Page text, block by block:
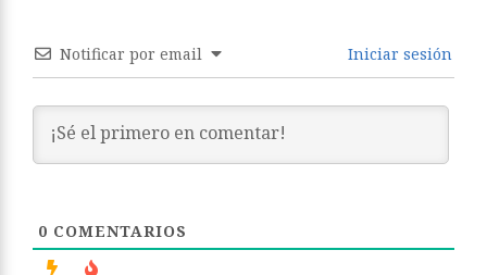
Notificar por email Iniciar sesión
0 COMENTARIOS